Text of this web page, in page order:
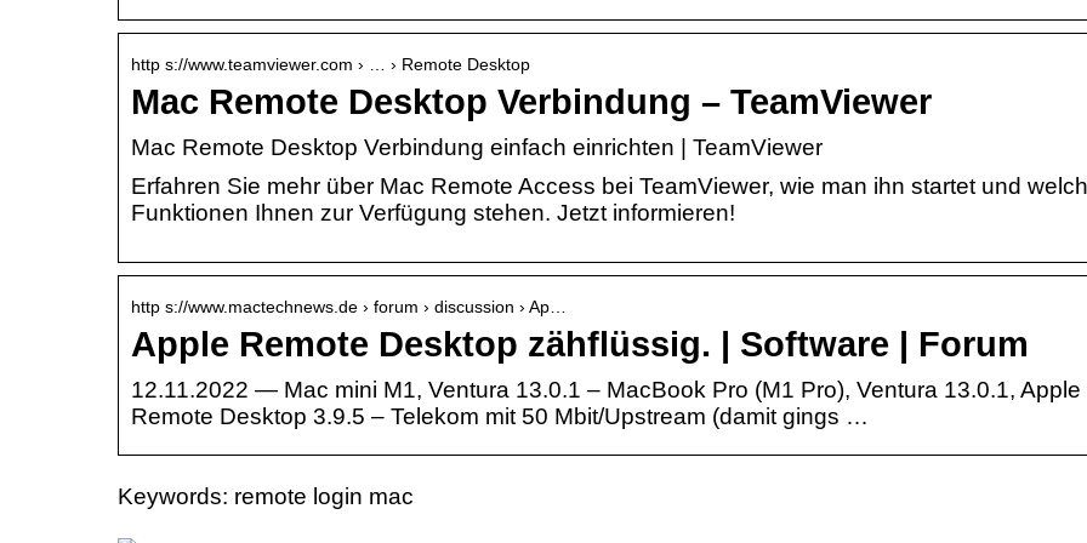
http s://www.teamviewer.com › … › Remote Desktop
Mac Remote Desktop Verbindung – TeamViewer
Mac Remote Desktop Verbindung einfach einrichten | TeamViewer
Erfahren Sie mehr über Mac Remote Access bei TeamViewer, wie man ihn startet und
Funktionen Ihnen zur Verfügung stehen. Jetzt informieren!
http s://www.mactechnews.de › forum › discussion › Ap…
Apple Remote Desktop zähflüssig. | Software | Forum
12.11.2022 — Mac mini M1, Ventura 13.0.1 – MacBook Pro (M1 Pro), Ventura 13.0.1, Apple
Remote Desktop 3.9.5 – Telekom mit 50 Mbit/Upstream (damit gings …
Keywords: remote login mac